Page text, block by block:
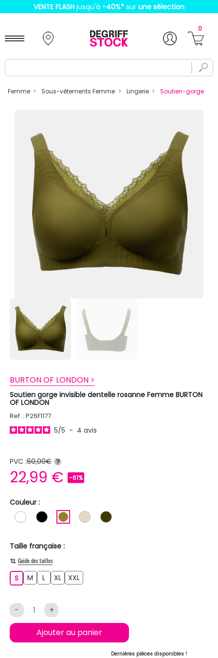
VENTE FLASH jusqu'à -40%* sur une sélection
0
Femme Sous-vêtements Femme Lingerie Soutien-gorge
BURTON OF LONDON >
Soutien gorge invisible dentelle rosanne Femme BURTON
OF LONDON
Ref. : P26F1177
5/5 - 4 avis
PVC :60,00€ ?
22,99 € -61%
Couleur :
BLANCNOIR KAKI BEIGE MARRON FONCE
Taille française :
Guide des tailles
SS M L XL XXL
- +
Ajouter au panier
Dernières pièces disponibles !